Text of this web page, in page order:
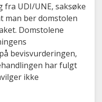
fra UDI/UNE, saksøke
man ber domstolen
Domstolene
bevisvurderingen,
har fulgt
ikke